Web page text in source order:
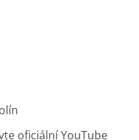
oficiální YouTube